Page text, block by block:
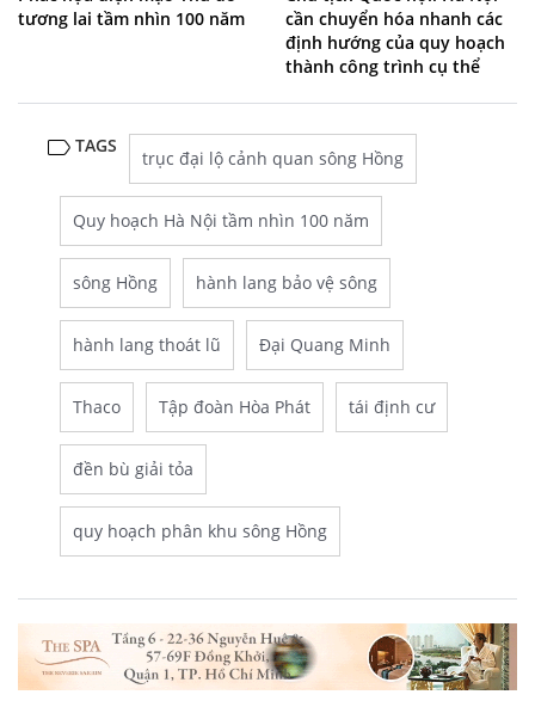
tương lai tầm nhìn 100 năm
cần chuyển hóa nhanh các
định hướng của quy hoạch
thành công trình cụ thể
TAGS
trục đại lộ cảnh quan sông Hồng
Quy hoạch Hà Nội tầm nhìn 100 năm
sông Hồng hành lang bảo vệ sông
hành lang thoát lũ Đại Quang Minh
Thaco Tập đoàn Hòa Phát tái định cư
đền bù giải tỏa
quy hoạch phân khu sông Hồng